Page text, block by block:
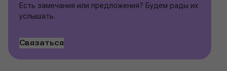
Есть замечания или предложения? Будем рады их
услышать.
Связаться